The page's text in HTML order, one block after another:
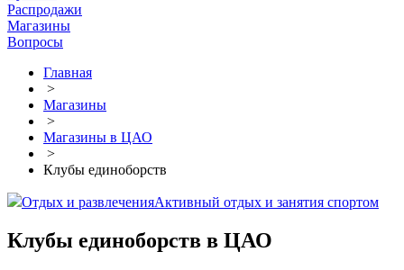
Распродажи
Магазины
Вопросы
Главная
>
Магазины
>
Магазины в ЦАО
>
Клубы единоборств
Отдых и развлеченияАктивный отдых и занятия спортом
Клубы единоборств в ЦАО